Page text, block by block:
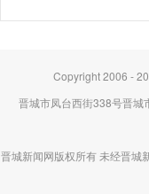
Copyright 2006 -
晋城市凤台西街338号晋城
晋城新闻网版权所有 未经晋城